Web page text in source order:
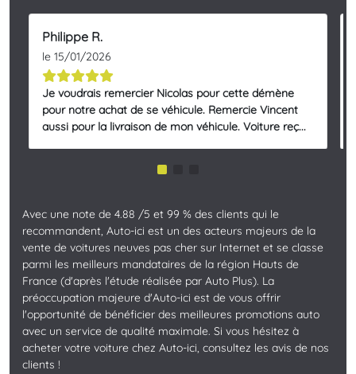
Philippe R.
le 15/01/2026
Je voudrais remercier Nicolas pour cette démène
pour notre achat de se véhicule. Remercie Vincent
aussi pour la livraison de mon véhicule. Voiture reç...
Avec une note de 4.88 /5 et 99 % des clients qui le
recommandent, Auto-ici est un des acteurs majeurs de la
vente de voitures neuves pas cher sur Internet et se classe
parmi les meilleurs mandataires de la région Hauts de
France (d'après l'étude réalisée par Auto Plus). La
préoccupation majeure d'Auto-ici est de vous offrir
l'opportunité de bénéficier des meilleures promotions auto
avec un service de qualité maximale. Si vous hésitez à
acheter votre voiture chez Auto-ici, consultez les avis de nos
clients !